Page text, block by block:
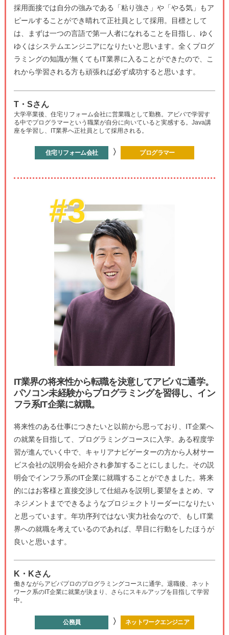
採用面接では自分の強みである「粘り強さ」や「やる気」もア
ピールすることができ晴れて正社員として採用。目標として
は、まずは一つの言語で第一人者になれることを目指し、ゆく
ゆくはシステムエンジニアになりたいと思います。全くプログ
ラミングの知識が無くてもIT業界に入ることができたので、こ
れから学習される方も頑張れば必ず成功すると思います。
T・Sさん
大学卒業後、住宅リフォーム会社に営業職として勤務。アビバで学習す
る中でプログラマーという職業が自分に向いていると実感する。Java講
座を学習し、IT業界へ正社員として採用される。
住宅リフォーム会社 〉 プログラマー
#3
IT業界の将来性から転職を決意してアビバに通学。
パソコン未経験からプログラミングを習得し、イン
フラ系IT企業に就職。
将来性のある仕事につきたいと以前から思っており、IT企業へ
の就業を目指して、プログラミングコースに入学。ある程度学
習が進んでいく中で、キャリアナビゲーターの方から人材サー
ビス会社の説明会を紹介され参加することにしました。その説
明会でインフラ系のIT企業に就職することができました。将来
的にはお客様と直接交渉して仕組みを説明し要望をまとめ、マ
ネジメントまでできるようなプロジェクトリーダーになりたい
と思っています。年功序列ではない実力社会なので、もしIT業
界への就職を考えているのであれば、早目に行動をしたほうが
良いと思います。
K・Kさん
働きながらアビバプロのプログラミングコースに通学。退職後、ネット
ワーク系のIT企業に就業が決まり、さらにスキルアップを目指して学習
中。
公務員 〉 ネットワークエンジニア